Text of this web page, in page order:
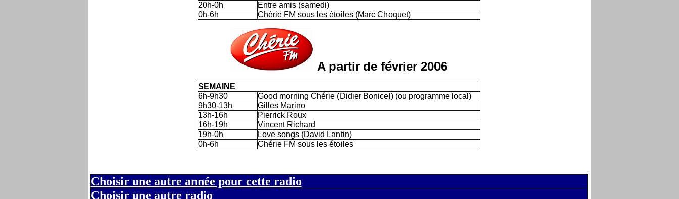
20h-0h
Entre amis (samedi)
0h-6h
Chérie FM sous les étoiles (Marc Choquet)
A partir de février 2006
SEMAINE
6h-9h30
Good morning Chérie (Didier Bonicel) (ou programme local)
9h30-13h
Gilles Marino
13h-16h
Pierrick Roux
16h-19h
Vincent Richard
19h-0h
Love songs (David Lantin)
0h-6h
Chérie FM sous les étoiles
Choisir une autre année pour cette radio
Choisir une autre radio